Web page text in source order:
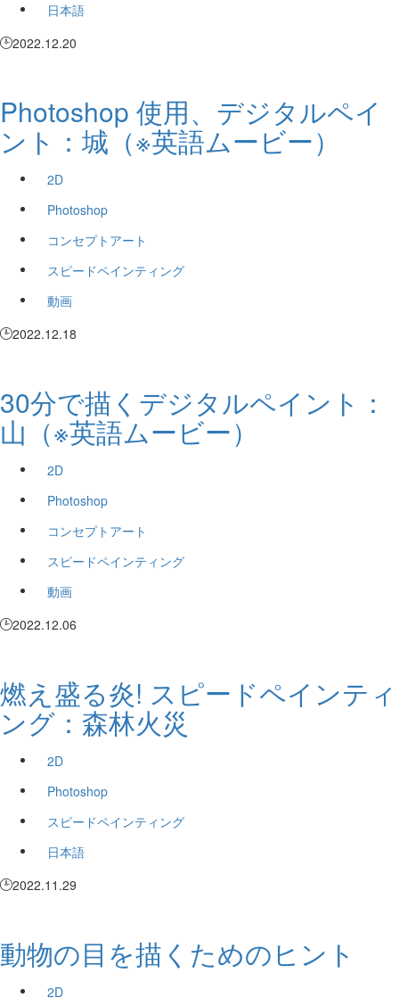
日本語
2022.12.20
Photoshop 使用、デジタルペイ
ント：城（※英語ムービー）
2D
Photoshop
コンセプトアート
スピードペインティング
動画
2022.12.18
30分で描くデジタルペイント：
山（※英語ムービー）
2D
Photoshop
コンセプトアート
スピードペインティング
動画
2022.12.06
燃え盛る炎! スピードペインティ
ング：森林火災
2D
Photoshop
スピードペインティング
日本語
2022.11.29
動物の目を描くためのヒント
2D